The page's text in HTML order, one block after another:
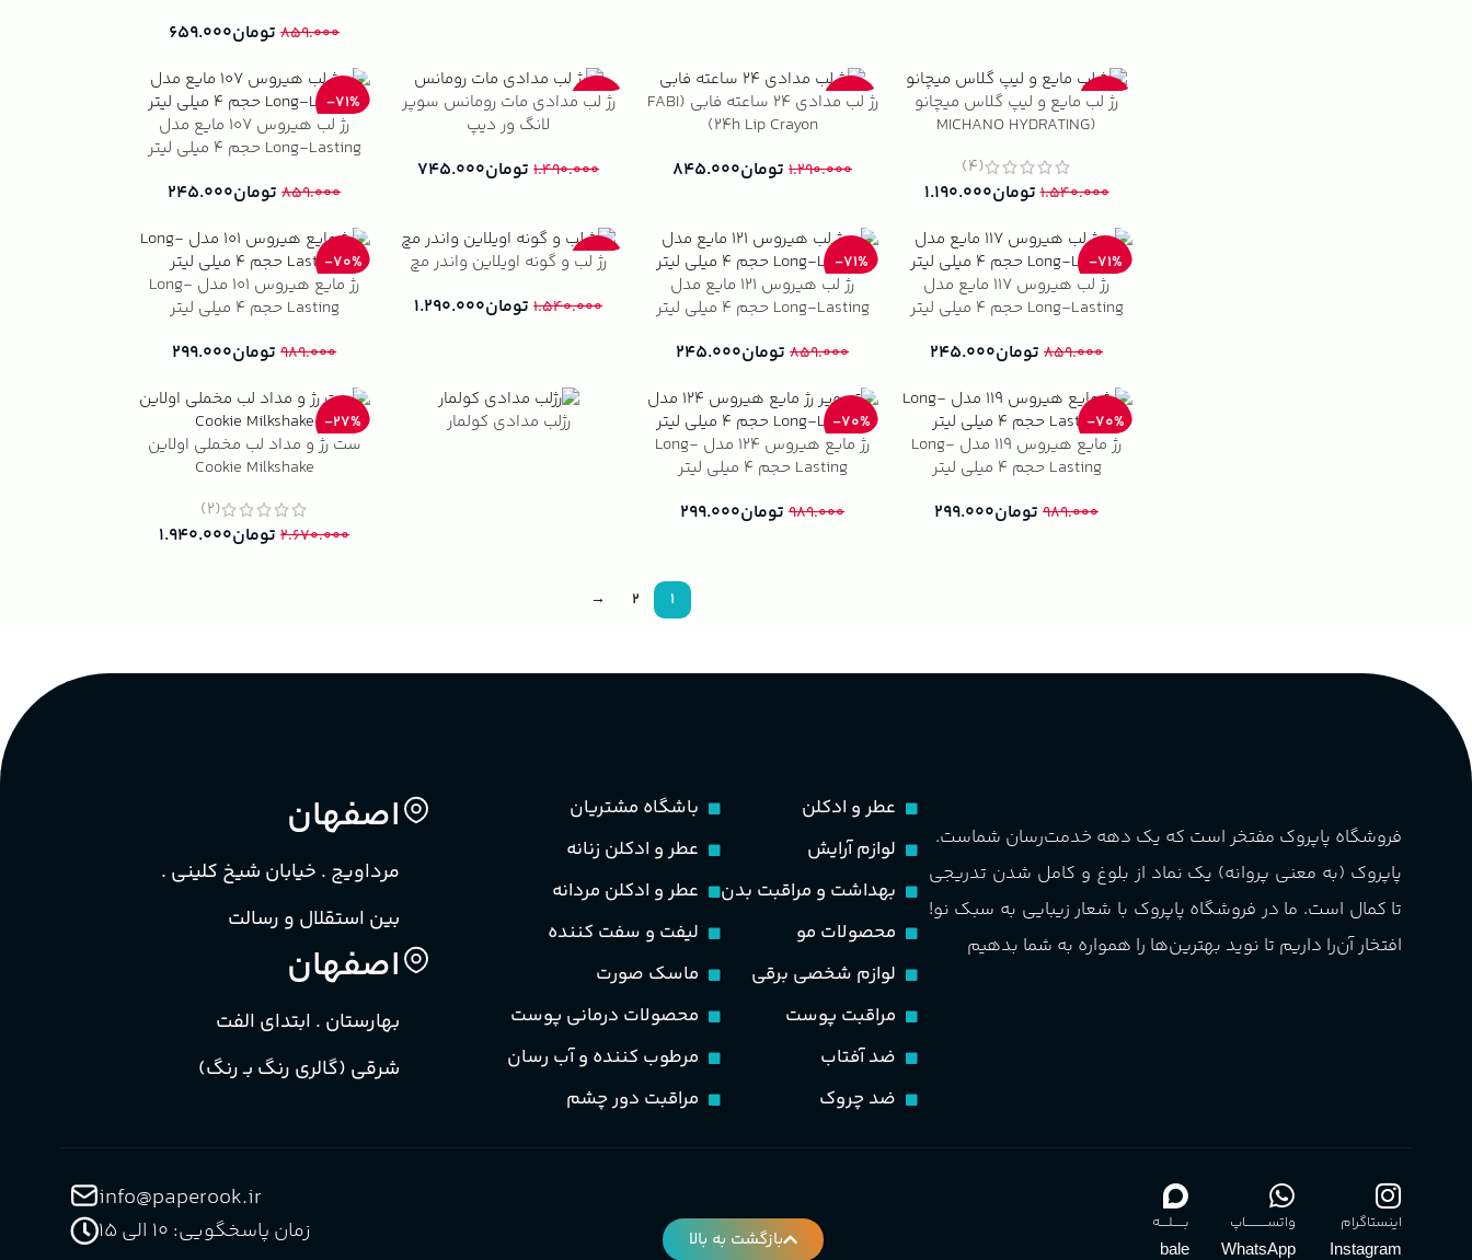
۸۵۹.۰۰۰ تومان۶۵۹.۰۰۰
-23%
رژ لب مایع و لیپ گلاس میچانو
(MICHANO HYDRATING
(4)
۱.۵۴۰.۰۰۰ تومان۱.۱۹۰.۰۰۰
-34%
رژ لب مدادی ۲۴ ساعته فابی (FABI
24h Lip Crayon)
۱.۲۹۰.۰۰۰ تومان۸۴۵.۰۰۰
-50%
رژ لب مدادی مات رومانس سوپر
لانگ ور دیپ
۱.۴۹۰.۰۰۰ تومان۷۴۵.۰۰۰
-71%
رژ لب هیروس ۱۰۷ مایع مدل
Long-Lasting حجم ۴ میلی لیتر
۸۵۹.۰۰۰ تومان۲۴۵.۰۰۰
-71%
رژ لب هیروس ۱۱۷ مایع مدل
Long-Lasting حجم ۴ میلی لیتر
۸۵۹.۰۰۰ تومان۲۴۵.۰۰۰
-71%
رژ لب هیروس ۱۲۱ مایع مدل
Long-Lasting حجم ۴ میلی لیتر
۸۵۹.۰۰۰ تومان۲۴۵.۰۰۰
-16%
رژ لب و گونه اویلاین واندر مچ
۱.۵۴۰.۰۰۰ تومان۱.۲۹۰.۰۰۰
-70%
رژ مایع هیروس ۱۰۱ مدل Long-
Lasting حجم ۴ میلی لیتر
۹۸۹.۰۰۰ تومان۲۹۹.۰۰۰
-70%
رژ مایع هیروس ۱۱۹ مدل Long-
Lasting حجم ۴ میلی لیتر
۹۸۹.۰۰۰ تومان۲۹۹.۰۰۰
-70%
رژ مایع هیروس ۱۲۴ مدل Long-
Lasting حجم ۴ میلی لیتر
۹۸۹.۰۰۰ تومان۲۹۹.۰۰۰
رژلب مدادی کولمار -27%
ست رژ و مداد لب مخملی اولاین
Cookie Milkshake
(2)
۲.۶۷۰.۰۰۰ تومان۱.۹۴۰.۰۰۰
1
2
→
فروشگاه پاپروک مفتخر است که یک دهه خدمت‌رسان شماست.
پاپروک (به معنی پروانه) یک نماد از بلوغ و کامل شدن تدریجی
تا کمال است. ما در فروشگاه پاپروک با شعار زیبایی به سبک نو!
افتخار آن‌را داریم تا نوید بهترین‌ها را همواره به شما بدهیم
عطر و ادکلن
لوازم آرایش
بهداشت و مراقبت بدن
محصولات مو
لوازم شخصی برقی
مراقبت پوست
ضد آفتاب
ضد چروک
باشگاه مشتریان
عطر و ادکلن زنانه
عطر و ادکلن مردانه
لیفت و سفت کننده
ماسک صورت
محصولات درمانی پوست
مرطوب کننده و آب رسان
مراقبت دور چشم
اصفهان
مرداویج . خیابان شیخ کلینی .
بین استقلال و رسالت
اصفهان
بهارستان . ابتدای الفت
شرقی (گالری رنگ بـ رنگ)
اینستاگرام
Instagram
واتســــــــــاپ
WhatsApp
بـــــلــــه
bale بازگشت به بالا
info@paperook.ir
زمان پاسخگویی: 10 الی ۱5